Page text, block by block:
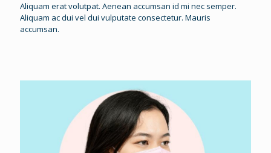
Aliquam erat volutpat. Aenean accumsan id mi nec semper.
Aliquam ac dui vel dui vulputate consectetur. Mauris
accumsan.